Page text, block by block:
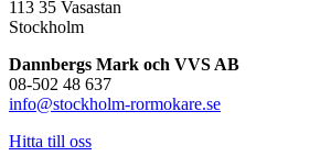
113 35 Vasastan
Stockholm
Dannbergs Mark och VVS AB
08-502 48 637
info@stockholm-rormokare.se
Hitta till oss